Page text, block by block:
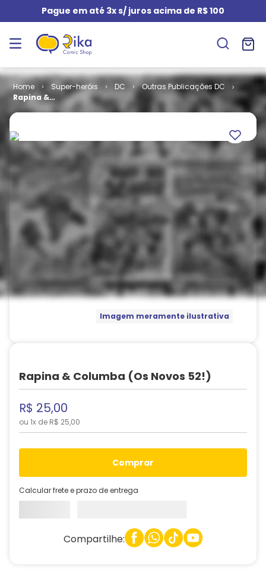
Pague em até 3x s/ juros acima de R$ 100
Super-heróis DC
Outras Publicações DC
Rapina &
Columba (Os
Imagem meramente ilustrativa
Rapina & Columba (Os Novos 52!)
R$ 25,00
ou 1x de R$ 25,00
comprar
Calcular frete e prazo de entrega
Compartilhe: